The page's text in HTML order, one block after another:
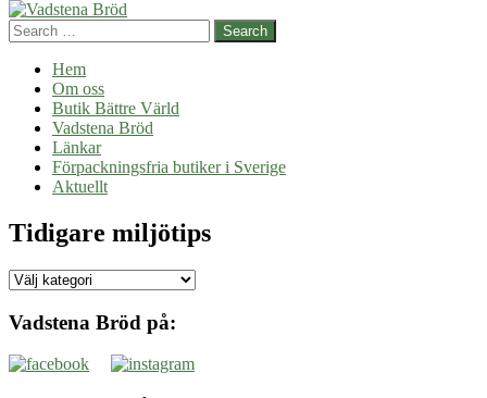
Search
Hem
Om oss
Butik Bättre Värld
Vadstena Bröd
Länkar
Förpackningsfria butiker i Sverige
Aktuellt
Tidigare miljötips
Tidigare
Vadstena Bröd på: